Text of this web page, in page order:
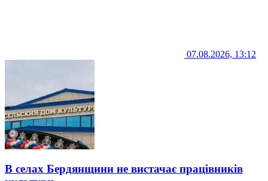
07.08.2026, 13:12
В селах Бердянщини не вистачає працівників